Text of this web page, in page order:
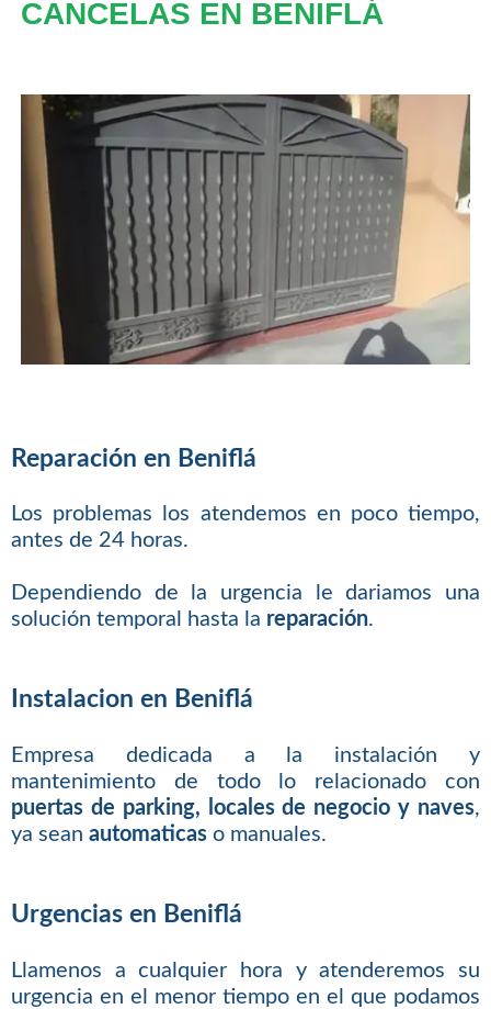
CANCELAS EN BENIFLÁ
Reparación en Beniflá
Los problemas los atendemos en poco tiempo,
antes de 24 horas.
Dependiendo de la urgencia le dariamos una
solución temporal hasta la reparación.
Instalacion en Beniflá
Empresa dedicada a la instalación y
mantenimiento de todo lo relacionado con
puertas de parking, locales de negocio y naves,
ya sean automaticaso manuales.
Urgencias en Beniflá
Llamenos a cualquier hora y atenderemos su
urgencia en el menor tiempo en el que podamos